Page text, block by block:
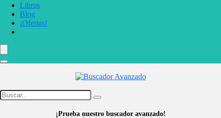
Libros
Blog
¡Ofertas!
¡Prueba nuestro buscador avanzado!